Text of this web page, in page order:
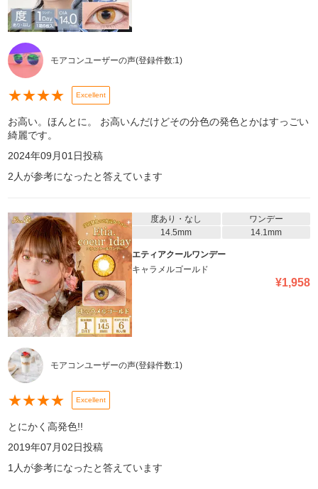
モアコンユーザーの声(登録件数:1)
★★★★ Excellent
お高い。ほんとに。 お高いんだけどその分色の発色とかはすっごい
綺麗です。
2024年09月01日投稿
2 人が参考になったと答えています
度あり・なし
ワンデー
14.5mm
14.1mm
エティアクールワンデー
キャラメルゴールド
¥1,958
モアコンユーザーの声(登録件数:1)
★★★★ Excellent
とにかく高発色!!
2019年07月02日投稿
1 人が参考になったと答えています